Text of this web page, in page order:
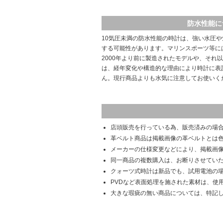
防水性能
10気圧未満の防水性能の時計は、強い水圧
する可能性があります。マリンスポーツ等
2000年より前に製造されたモデルや、それ
は、経年変化や構造的な理由により時計に
ん。現行商品よりも水気に注意してお使いく
店頭販売を行っている為、販売済みの場
革ベルト商品は掲載画像の革ベルトとは
メーカーの仕様変更などにより、掲載画
同一商品の複数購入は、お断りさせてい
クォーツ式時計は新品でも、試用電池の
PVDなど表面処理を施された素材は、使
大きな瑕疵の無い商品については、特記